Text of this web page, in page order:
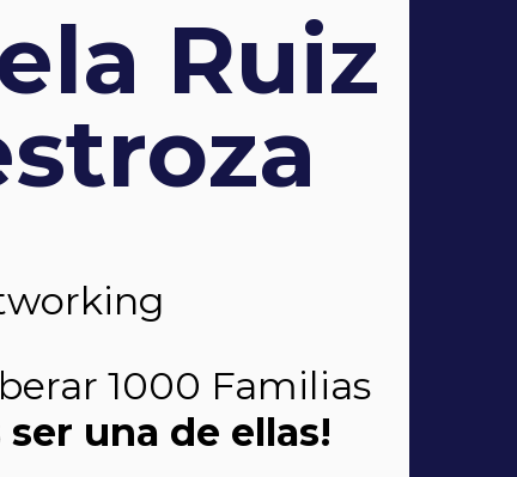
Ruiz
1000 Familias
ser una de ellas!